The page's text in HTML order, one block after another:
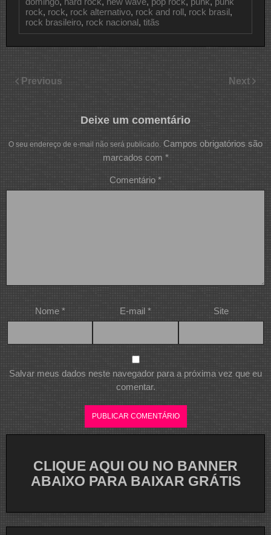
rock, rock, rock alternativo, rock and roll, rock brasil,
rock brasileiro, rock nacional, titãs
Previous Next
Deixe um comentário
O seu endereço de e-mail não será publicado. Campos obrigatórios são
marcados com *
Comentário *
Nome * E-mail * Site
Salvar meus dados neste navegador para a próxima vez que eu
comentar.
CLIQUE AQUI OU NO BANNER
ABAIXO PARA BAIXAR GRÁTIS